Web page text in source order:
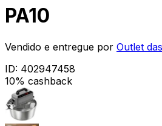
PA10
Vendido e entregue por Outlet
ID: 402947458
10% cashback